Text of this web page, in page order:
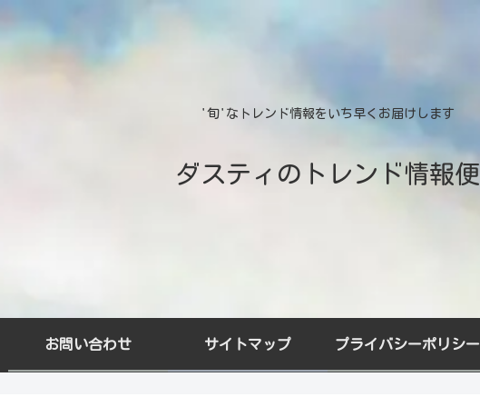
'旬'なトレンド情報をいち早くお届けします
ダスティのトレンド情報便
お問い合わせ サイトマップ プライバシーポリシー